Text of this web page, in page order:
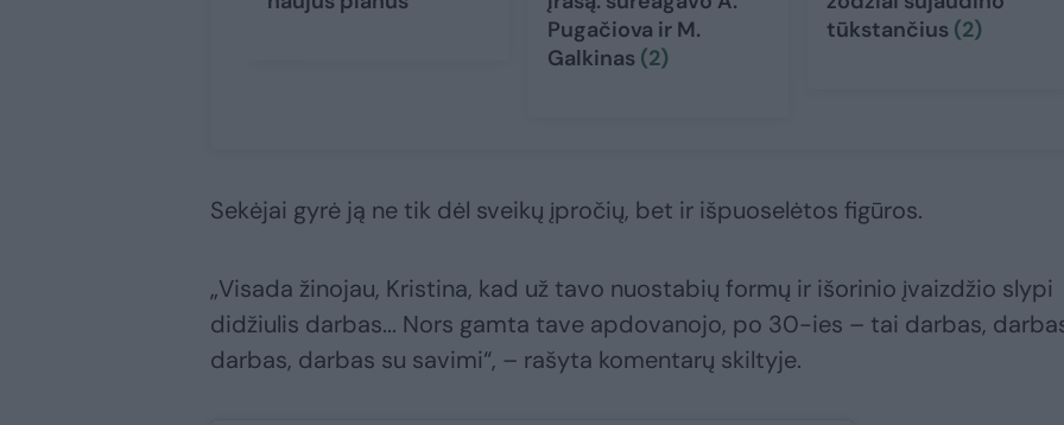
Pugačiova ir M.
Galkinas (2)
tūkstančius (2)
Sekėjai gyrė ją ne tik dėl sveikų įpročių, bet ir išpuoselėtos figūros.
„Visada žinojau, Kristina, kad už tavo nuostabių formų ir išorinio įvaizdžio slypi
didžiulis darbas... Nors gamta tave apdovanojo, po 30-ies – tai darbas,
darbas, darbas su savimi“, – rašyta komentarų skiltyje.